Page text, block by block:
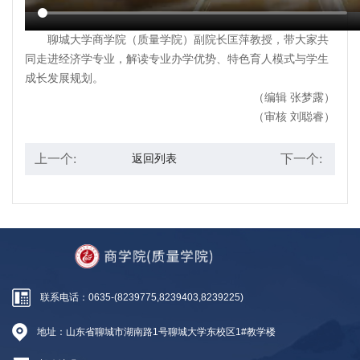
聊城大学商学院（质量学院）副院长匡萍教授，带大家共
同走进经济学专业，解读专业办学优势、特色育人模式与学生
成长发展规划。
（编辑 张梦露）
（审核 刘聪睿）
上一个: 返回列表 下一个:
联系电话：0635-(8239775,8239403,8239225)
地址：山东省聊城市湖南路1号聊城大学东校区1#教学楼